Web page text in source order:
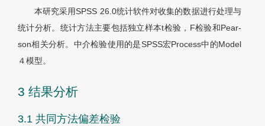
本研究采用SPSS 26.0统计软件对收集的数据进行处理与
统计分析。统计方法主要包括独立样本t检验，F检验和Pear-
son相关分析。中介检验使用的是SPSS宏Process中的Model
４模型。
3 结果分析
3.1 共同方法偏差检验